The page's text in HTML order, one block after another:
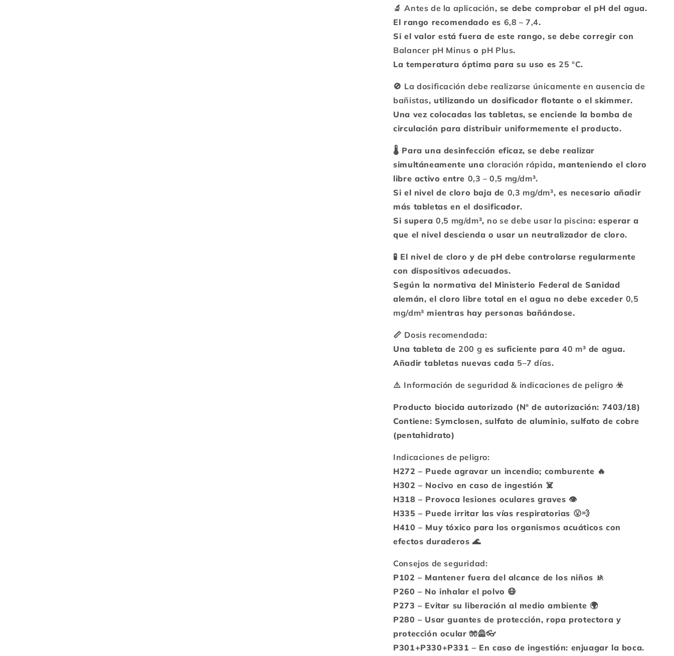
🔬Antes de la aplicación, se debe comprobar el pH del agua.
El rango recomendado es 6,8 – 7,4.
Si el valor está fuera de este rango, se debe corregir con
Balancer pH Minus o pH Plus.
La temperatura óptima para su uso es 25 °C.
🚫 La dosificación debe realizarse únicamente en ausencia de
bañistas, utilizando un dosificador flotante o el skimmer.
Una vez colocadas las tabletas, se enciende la bomba de
circulación para distribuir uniformemente el producto.
🌡️ Para una desinfección eficaz, se debe realizar
simultáneamente unacloración rápida, manteniendo el cloro
libre activo entre 0,3 – 0,5 mg/dm³.
Si el nivel de cloro baja de 0,3 mg/dm³, es necesario añadir
más tabletas en el dosificador.
Si supera0,5 mg/dm³, no se debe usar la piscina: esperar a
que el nivel descienda o usar un neutralizador de cloro.
🧪 El nivel de cloro y de pH debe controlarse regularmente
con dispositivos adecuados.
Según la normativa del Ministerio Federal de Sanidad
alemán, el cloro libre total en el agua no debe exceder 0,5
mg/dm³ mientras hay personas bañándose.
📏 Dosis recomendada:
Una tableta de 200 g es suficiente para40 m³ de agua.
Añadir tabletas nuevas cada 5–7 días.
⚠️ Información de seguridad & indicaciones de peligro ☣️
Producto biocida autorizado (N° de autorización: 7403/18)
Contiene: Symclosen, sulfato de aluminio, sulfato de cobre
(pentahidrato)
Indicaciones de peligro:
H272 – Puede agravar un incendio; comburente 🔥
H302 – Nocivo en caso de ingestión ☠️
H318 – Provoca lesiones oculares graves 👁️
H335 – Puede irritar las vías respiratorias 😮💨
H410 – Muy tóxico para los organismos acuáticos con
efectos duraderos 🌊
Consejos de seguridad:
P102 – Mantener fuera del alcance de los niños 🚸
P260 – No inhalar el polvo 😷
P273 – Evitar su liberación al medio ambiente 🌍
P280 – Usar guantes de protección, ropa protectora y
protección ocular 🧤🦺👓
P301+P330+P331 – En caso de ingestión: enjuagar la boca.